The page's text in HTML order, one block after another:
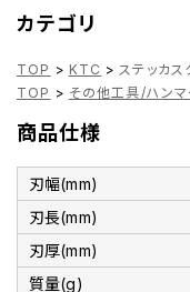
カテゴリ
TOP > KTC > ステッカ
TOP > その他工具/ハン
商品仕様
刃幅(mm)
刃長(mm)
刃厚(mm)
質量(g)